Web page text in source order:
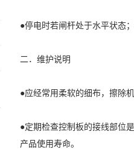
●停电时若闸杆处于水平状态
二．维护说明
●应经常用柔软的细布，擦除
●定期检查控制板的接线部位
产品使用寿命。